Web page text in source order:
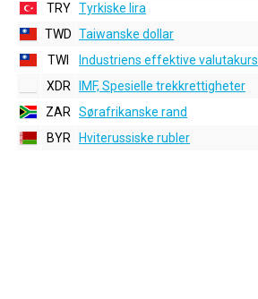
TRY Tyrkiske lira
TWD Taiwanske dollar
TWI
Industriens effektive valutakurs
XDR
IMF, Spesielle trekkrettigheter
ZAR
Sørafrikanske rand
BYR
Hviterussiske rubler